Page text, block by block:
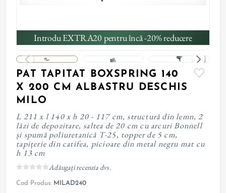
Introdu EXTRA20 pentru încă -20% reducere
PAT TAPITAT BOXSPRING 140
X 200 CM ALBASTRU DESCHIS
MILO
L 211 x l 140 x h 20 - 117 cm, structură din lemn, 2
lăzi de depozitare, saltea de 20 cm cu arcuri Bonnell
și spumă poliuretanică T-25, topper de 5 cm,
tapițerie din catifea, picioare din metal negru mat cu
h 13 cm
Adăugați recenzia dvs.
Cod Produs: MILAD240